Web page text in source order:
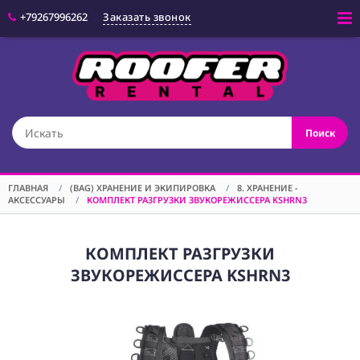
+79267996262 Заказать звонок
Поиск
(OPT) ОПТИКА
ОБОРУДОВАНИЕ
(LGT) СВЕТОВОЕ
ОБОРУДОВАНИЕ
СПЕЦЭФФЕКТЫ
ГЛАВНАЯ / (BAG) ХРАНЕНИЕ И ЭКИПИРОВКА /
8. ХРАНЕНИЕ -
АКСЕССУАРЫ
/ КОМПЛЕКТ РАЗГРУЗКИ ЗВУКОРЕЖИССЕРА KSHRN3
КОМПЛЕКТ РАЗГРУЗКИ
ЗВУКОРЕЖИССЕРА KSHRN3